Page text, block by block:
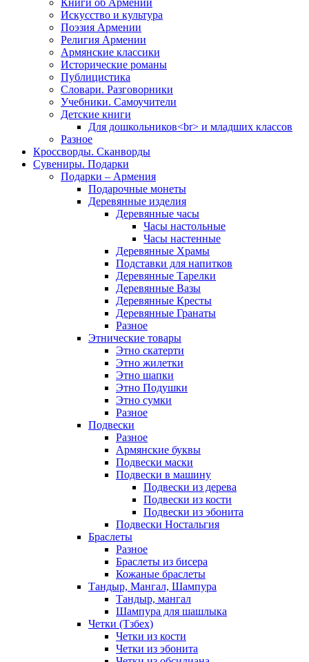
Книги об Армении
Иcкусство и культура
Поэзия Армении
Религия Армении
Армянские классики
Исторические романы
Публицистика
Словари. Разговорники
Учебники. Самоучители
Детские книги
Для дошкольников<br> и младших классов
Разное
Кроссворды. Сканворды
Сувениры. Подарки
Подарки – Армения
Подарочные монеты
Деревянные изделия
Деревянные часы
Часы настольные
Часы настенные
Деревянные Храмы
Подставки для напитков
Деревянные Тарелки
Деревянные Вазы
Деревянные Кресты
Деревянные Гранаты
Разное
Этнические товары
Этно скатерти
Этно жилетки
Этно шапки
Этно Подушки
Этно сумки
Разное
Подвески
Разное
Армянские буквы
Подвески маски
Подвески в машину
Подвески из дерева
Подвески из кости
Подвески из эбонита
Подвески Ностальгия
Браслеты
Разное
Браслеты из бисера
Кожаные браслеты
Тандыр, Мангал, Шампура
Тандыр, мангал
Шампура для шашлыка
Четки (Тзбех)
Четки из кости
Четки из эбонита